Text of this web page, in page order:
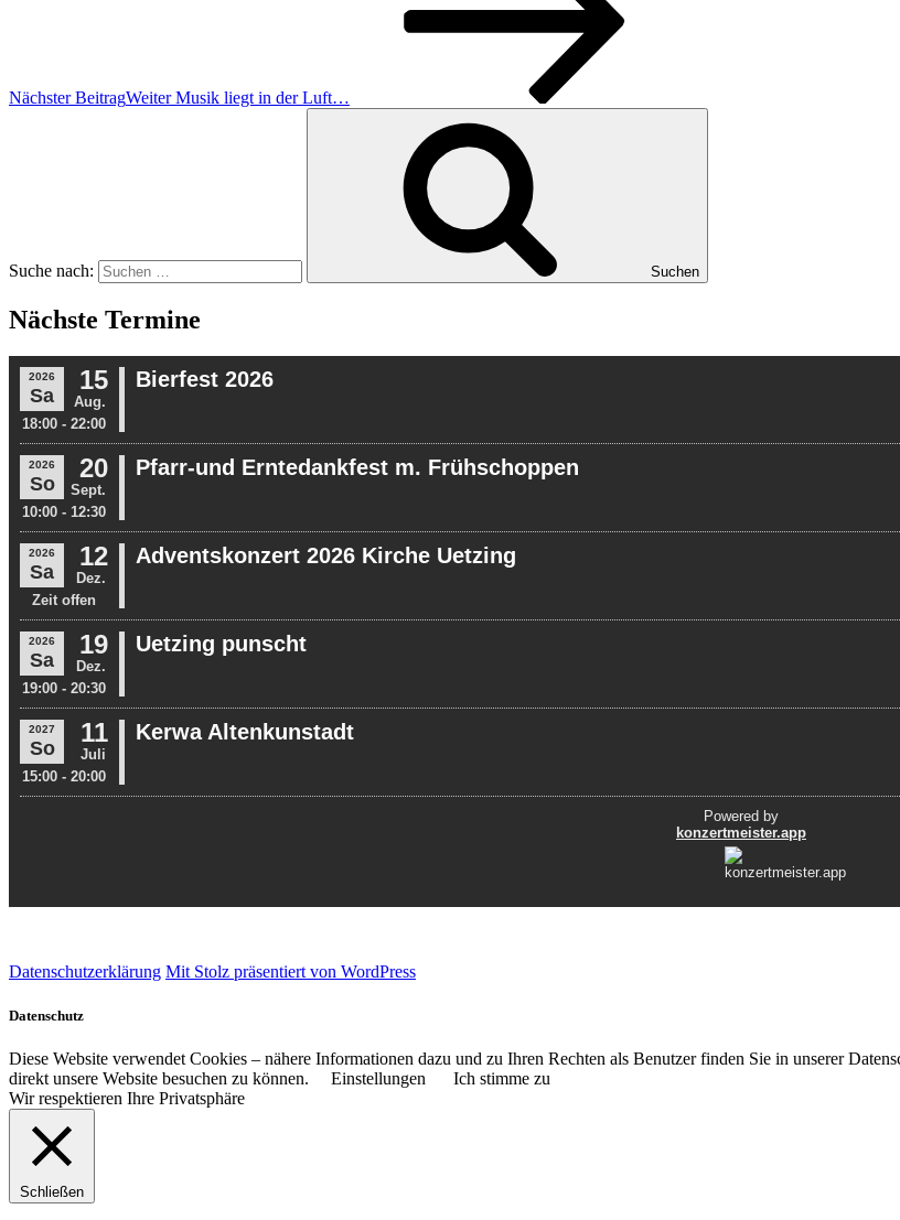
Nächster BeitragWeiter Musik liegt in der Luft…
Suche nach: Suchen
Nächste Termine
Datenschutzerklärung Mit Stolz präsentiert von WordPress
Datenschutz
Diese Website verwendet Cookies – nähere Informationen dazu und zu Ihren Rechten als Benutzer finden Sie in unserer
direkt unsere Website besuchen zu können.
Einstellungen
Ich stimme zu
Wir respektieren Ihre Privatsphäre
Schließen